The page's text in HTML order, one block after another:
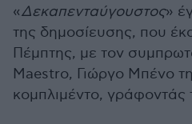
«Δεκαπενταύγουστος»
της δημοσίευσης, που
Πέμπτης, με τον
Maestro, Γιώργο Μπένο
κομπλιμέντο, γράφοντάς